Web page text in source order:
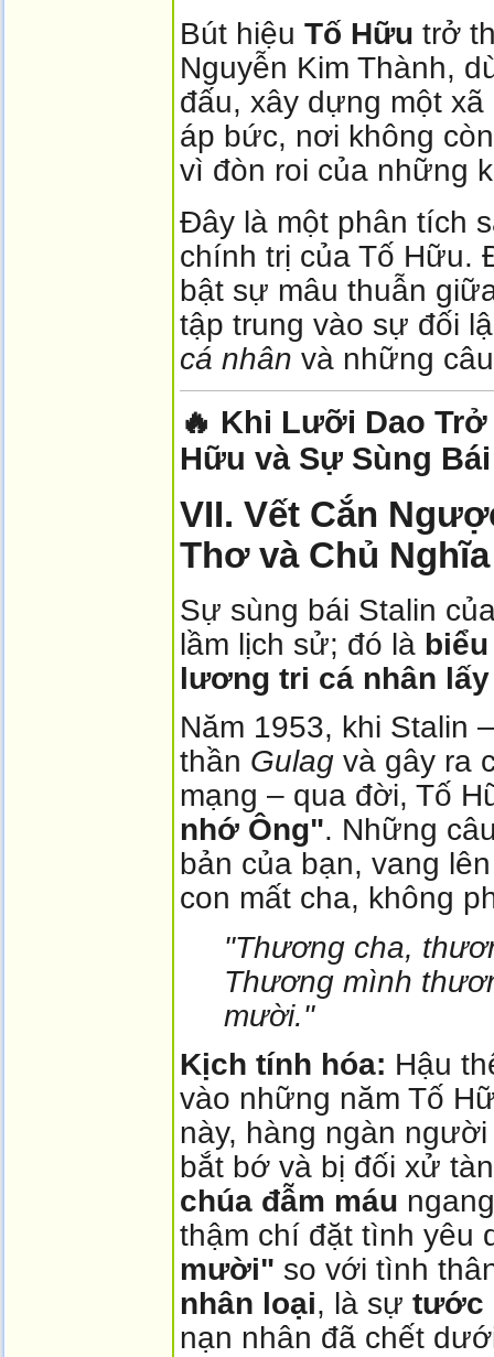
Bút hiệu Tố Hữu trở
Nguyễn Kim Thành,
đấu, xây dựng một
áp bức, nơi không
vì đòn roi của những
Đây là một phân tích
chính trị của Tố Hữu.
bật sự mâu thuẫn
tập trung vào sự đối
cá nhân và những
🔥 Khi Lưỡi Dao
Hữu và Sự Sùng
VII. Vết Cắn
Thơ và Chủ
Sự sùng bái Stalin
lầm lịch sử; đó là
lương tri cá nhân
Năm 1953, khi Stalin
thần Gulag và gây ra
mạng – qua đời, Tố
nhớ Ông". Những
bản của bạn, vang
con mất cha, không
"Thương cha,
Thương mình
mười."
Kịch tính hóa: Hậu
vào những năm Tố
này, hàng ngàn
bắt bớ và bị đối xử
chúa đẫm máu
thậm chí đặt tình yêu
mười" so với tình
nhân loại, là sự tước
nạn nhân đã chết